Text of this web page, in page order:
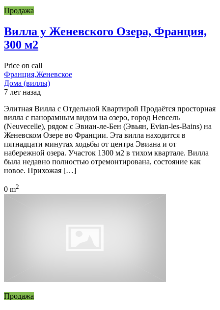
Продажа
Вилла у Женевского Озера, Франция,
300 м2
Price on call
Франция,Женевское
Дома (виллы)
7 лет назад
Элитная Вилла с Отдельной Квартирой Продаётся просторная
вилла с панорамным видом на озеро, город Невсель
(Neuvecelle), рядом с Эвиан-ле-Бен (Эвьян, Evian-les-Bains) на
Женевском Озере во Франции. Эта вилла находится в
пятнадцати минутах ходьбы от центра Эвиана и от
набережной озера. Участок 1300 м2 в тихом квартале. Вилла
была недавно полностью отремонтирована, состояние как
новое. Прихожая […]
0 m2
Продажа